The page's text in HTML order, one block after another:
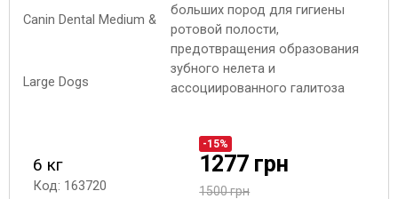
больших пород для гигиены
ротовой полости,
предотвращения образования
зубного нелета и
ассоциированного галитоза
6 кг
Код: 163720
-15%
1277 грн
1500 грн